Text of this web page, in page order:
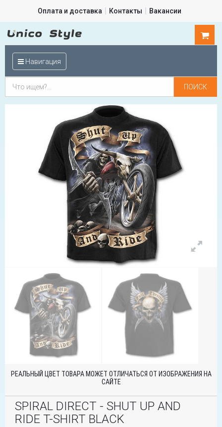
Оплата и доставка Контакты Вакансии
Навигация
РЕАЛЬНЫЙ ЦВЕТ ТОВАРА МОЖЕТ ОТЛИЧАТЬСЯ ОТ ИЗОБРАЖЕНИЯ НА
САЙТЕ
SPIRAL DIRECT - SHUT UP AND
RIDE T-SHIRT BLACK